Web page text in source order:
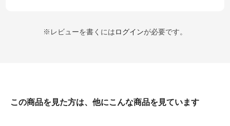
※レビューを書くにはログインが必要です。
この商品を見た方は、他にこんな商品を見ています